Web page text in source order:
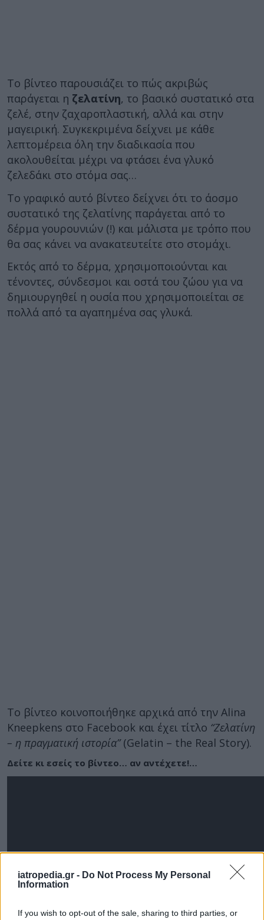
iatropedia.gr - Do Not Process My Personal
Information
If you wish to opt-out of the sale, sharing to third parties, or
Το βίντεο παρουσιάζει το πώς ακριβώς
παράγεται η ζελατίνη, το βασικό συστατικό στα
ζελέ, στην ζαχαροπλαστική, αλλά και στην
μαγειρική. Συγκεκριμένα δείχνει με κάθε
λεπτομέρεια όλη την διαδικασία που
ακολουθείται μέχρι να φτάσει ένα γλυκό
ζελεδάκι στο στόμα σας…
Το γραφικό αυτό βίντεο δείχνει ότι το άοσμο
συστατικό της ζελατίνης παράγεται από το
δέρμα γουρουνιών (!) και μάλιστα με τρόπο που
θα σας κάνει να ανακατευτείτε στο στομάχι.
Εκτός από το δέρμα, χρησιμοποιούνται και
τένοντες, σύνδεσμοι και οστά του ζώου για να
δημιουργηθεί η ουσία που χρησιμοποιείται σε
πολλά από τα αγαπημένα σας γλυκά.
Το βίντεο κοινοποιήθηκε αρχικά από την Alina
Kneepkens στο Facebook και έχει τίτλο “Ζελατίνη
– η πραγματική ιστορία”(Gelatin – the Real Story).
Δείτε κι εσείς το βίντεο… αν αντέχετε!…